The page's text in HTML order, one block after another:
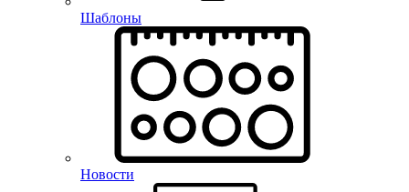
Шаблоны
Новости